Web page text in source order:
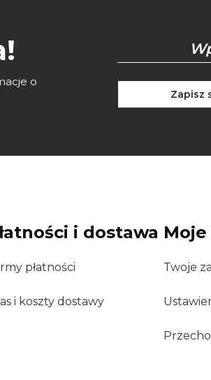
o
Zapisz
i dostawa
płatności
i koszty dostawy
Twoje